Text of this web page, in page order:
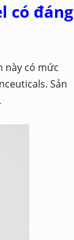
có đáng
này có mức
Sản